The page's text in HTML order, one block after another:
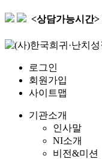
<상담가능시간>
로그인
회원가입
사이트맵
기관소개
인사말
NI소개
비전&미션